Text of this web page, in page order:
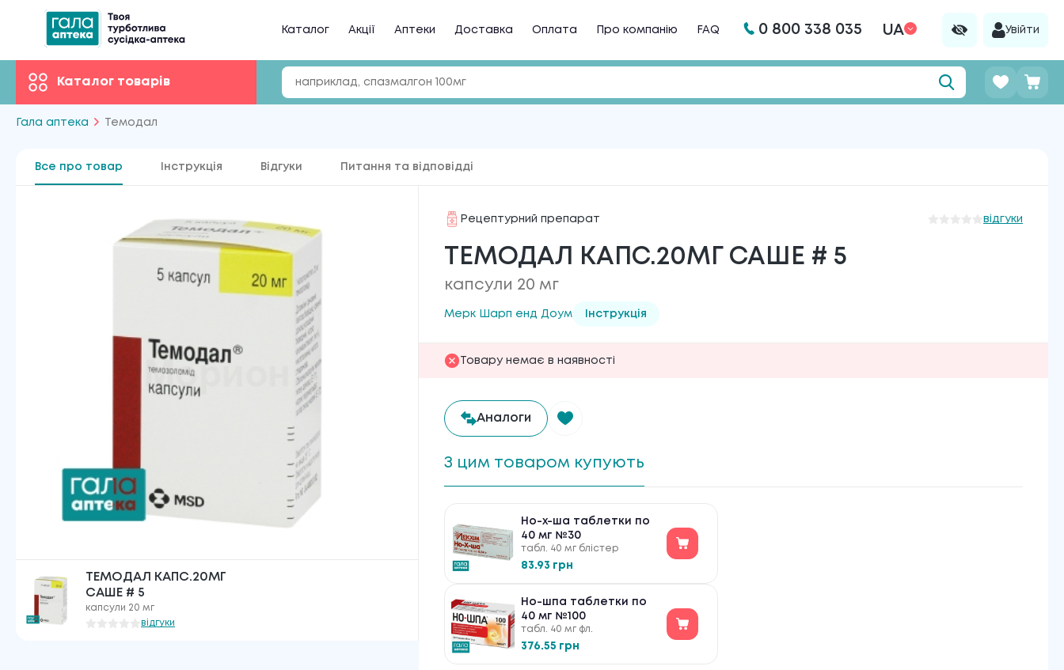
Каталог Акції Аптеки Доставка Оплата Про компанію FAQ 0 800 338 035 UA Увійти
Каталог товарів
Гала аптека Темодал
Все про товар Інструкція Відгуки Питання та відповідді
ТЕМОДАЛ КАПС.20МГ
САШЕ # 5
капсули 20 мг
відгуки
Рецептурний препарат відгуки
ТЕМОДАЛ КАПС.20МГ САШЕ # 5
капсули 20 мг
Мерк Шарп енд Доум Інструкція
Товару немає в наявності
Аналоги
З цим товаром купують
Но-х-ша таблетки по
40 мг №30
табл. 40 мг блістер
83.93 грн
Но-шпа таблетки по
40 мг №100
табл. 40 мг фл.
376.55 грн